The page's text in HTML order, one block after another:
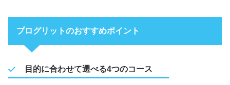
プログリットのおすすめポイント
目的に合わせて選べる4つのコース